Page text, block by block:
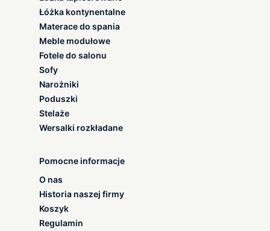
Łóżka kontynentalne
Materace do spania
Meble modułowe
Fotele do salonu
Sofy
Narożniki
Poduszki
Stelaże
Wersalki rozkładane
Pomocne informacje
O nas
Historia naszej firmy
Koszyk
Regulamin